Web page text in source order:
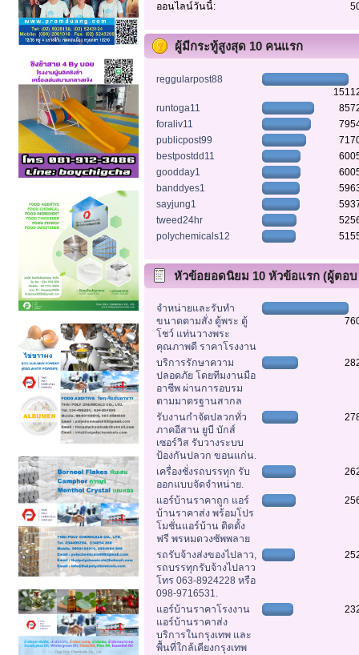
ออนไลน์วันนี้:
ผู้มีกระทู้สูงสุด 10 คนแรก
reggularpost88
runtoga11
foraliv11
publicpost99
bestpostdd11
goodday1
banddyes1
sayjung1
tweed24hr
polychemicals12
หัวข้อยอดนิยม 10 หัวข้อแรก (ผู้ตอบ
สูงสุด)
จำหน่ายและรับทำ
ขนาดตามสั่ง ตู้พระ ตู้
โชว์ แท่นวางพระ
คุณภาพดี ราคาโรงงาน
บริการรักษาความ
ปลอดภัย โดยทีมงานมือ
อาชีพ ผ่านการอบรม
ตามมาตรฐานสากล
รับงานกำจัดปลวกทั่ว
ภาคอีสาน ยูบี บักส์
เซอร์วิส รับวางระบบ
ป้องกันปลวก ขอนแก่น.
เครื่องชั่งรถบรรทุก รับ
ออกแบบจัดจำหน่าย.
แอร์บ้านราคาถูก แอร์
บ้านราคาส่ง พร้อมโปร
โมชั่นแอร์บ้าน ติดตั้ง
ฟรี พรหมดวงซัพพลาย
รถรับจ้างส่งของไปลาว,
รถบรรทุกรับจ้างไปลาว
โทร 063-8924228 หรือ
098-9716531.
แอร์บ้านราคาโรงงาน
แอร์บ้านราคาส่ง
บริการในกรุงเทพ และ
พื้นที่ใกล้เคียงกรุงเทพ